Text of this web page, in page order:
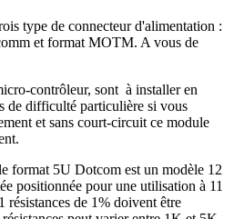
type de connecteur d'alimentation :
et format MOTM. A vous de
contrôleur, sont à installer en
de difficulté particulière si vous
et sans court-circuit ce module
format 5U Dotcom est un modèle 12
positionnée pour une utilisation à 11
de 1% doivent être